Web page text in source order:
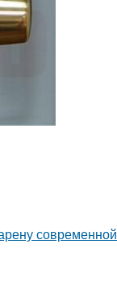
современной